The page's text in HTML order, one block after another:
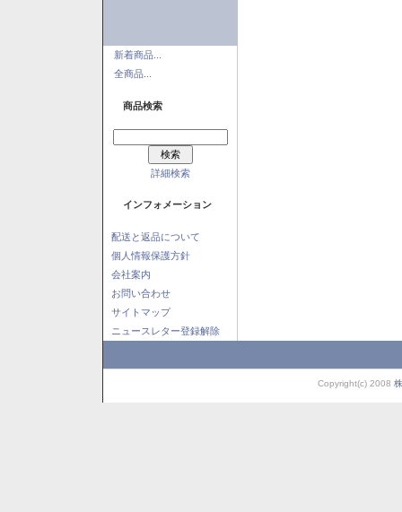
新着商品...
全商品...
商品検索
詳細検索
インフォメーション
配送と返品について
個人情報保護方針
会社案内
お問い合わせ
サイトマップ
ニュースレター登録解除
Copyright(c) 2008